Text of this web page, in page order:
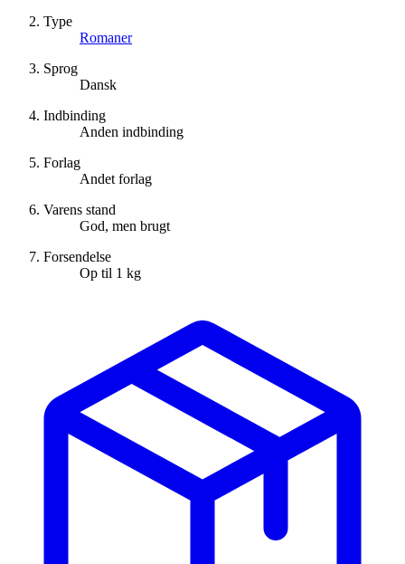
Type
Romaner
Sprog
Dansk
Indbinding
Anden indbinding
Forlag
Andet forlag
Varens stand
God, men brugt
Forsendelse
Op til 1 kg